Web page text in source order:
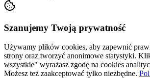
Szanujemy Twoją prywatność
Używamy plików cookies, aby zapewnić
strony oraz tworzyć anonimowe statystyki.
wszystkie" wyrażasz zgodę na cookies
Możesz też zaakceptować tylko niezbędne.